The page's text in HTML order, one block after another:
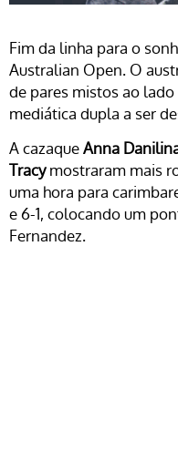
Fim da linha para o
Australian Open. O
de pares mistos ao lado
mediática dupla a ser
A cazaqueAnna
Tracymostraram mais
uma hora para
e 6-1, colocando um
Fernandez.